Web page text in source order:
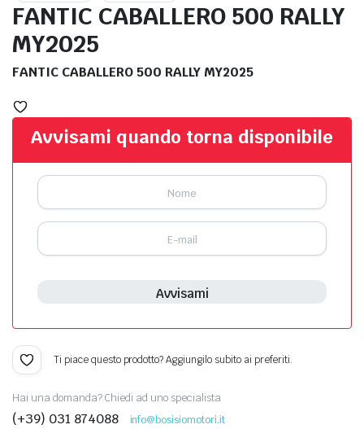
FANTIC CABALLERO 500 RALLY
MY2025
FANTIC CABALLERO 500 RALLY MY2025
Avvisami quando torna disponibile
Avvisami
Ti piace questo prodotto? Aggiungilo subito ai preferiti.
Hai una domanda? Chiedi ad uno specialista
(+39) 031 874088 info@bosisiomotori.it